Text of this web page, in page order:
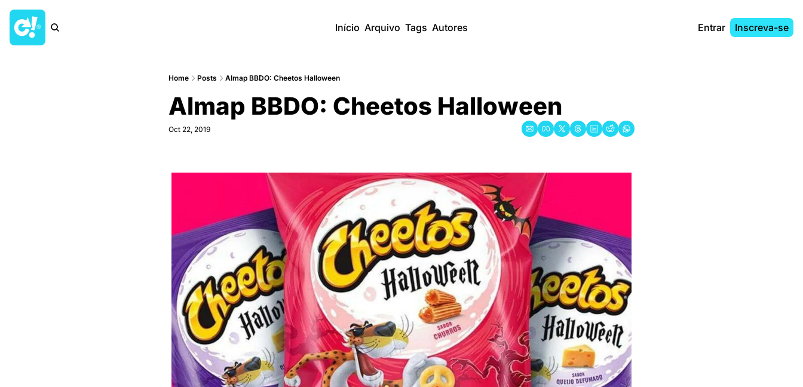
Início Arquivo Tags Autores Entrar Inscreva-se
Home Posts Almap BBDO: Cheetos Halloween
Almap BBDO: Cheetos Halloween
Oct 22, 2019